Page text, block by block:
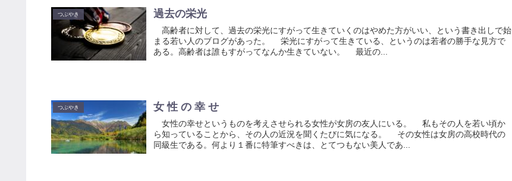
つぶやき 過去の栄光
高齢者に対して、過去の栄光にすがって生きていくのはやめた方がいい、という書き出しで始
まる若い人のブログがあった。 栄光にすがって生きている、というのは若者の勝手な見方で
ある。高齢者は誰もすがってなんか生きていない。 最近の...
つぶやき 女 性 の 幸 せ
女性の幸せというものを考えさせられる女性が女房の友人にいる。 私もその人を若い頃か
ら知っていることから、その人の近況を聞くたびに気になる。 その女性は女房の高校時代の
同級生である。何より１番に特筆すべきは、とてつもない美人であ...